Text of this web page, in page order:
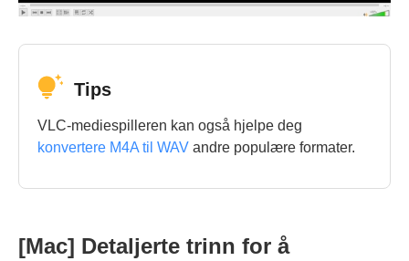
Tips
VLC-mediespilleren kan også hjelpe deg
konvertere M4A til WAV andre populære formater.
[Mac] Detaljerte trinn for å